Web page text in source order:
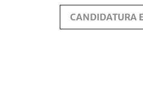
CANDIDATURA